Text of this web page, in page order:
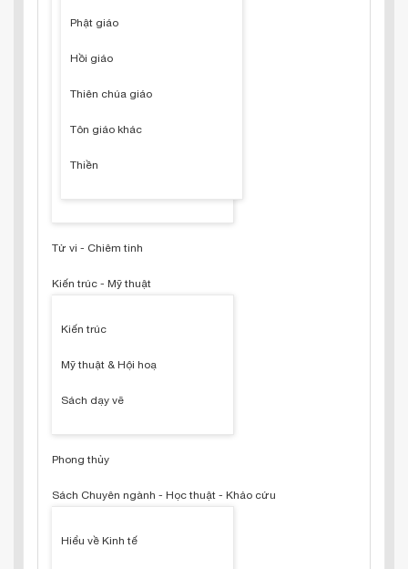
Phật giáo
Hồi giáo
Thiên chúa giáo
Tôn giáo khác
Thiền
Tử vi - Chiêm tinh
Kiến trúc - Mỹ thuật
Kiến trúc
Mỹ thuật & Hội hoạ
Sách dạy vẽ
Phong thủy
Sách Chuyên ngành - Học thuật - Khảo cứu
Hiểu về Kinh tế